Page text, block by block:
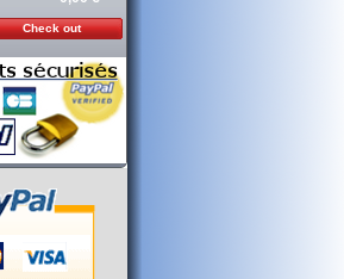
Check out